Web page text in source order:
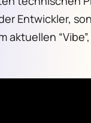
Entwickler,
aktuellen